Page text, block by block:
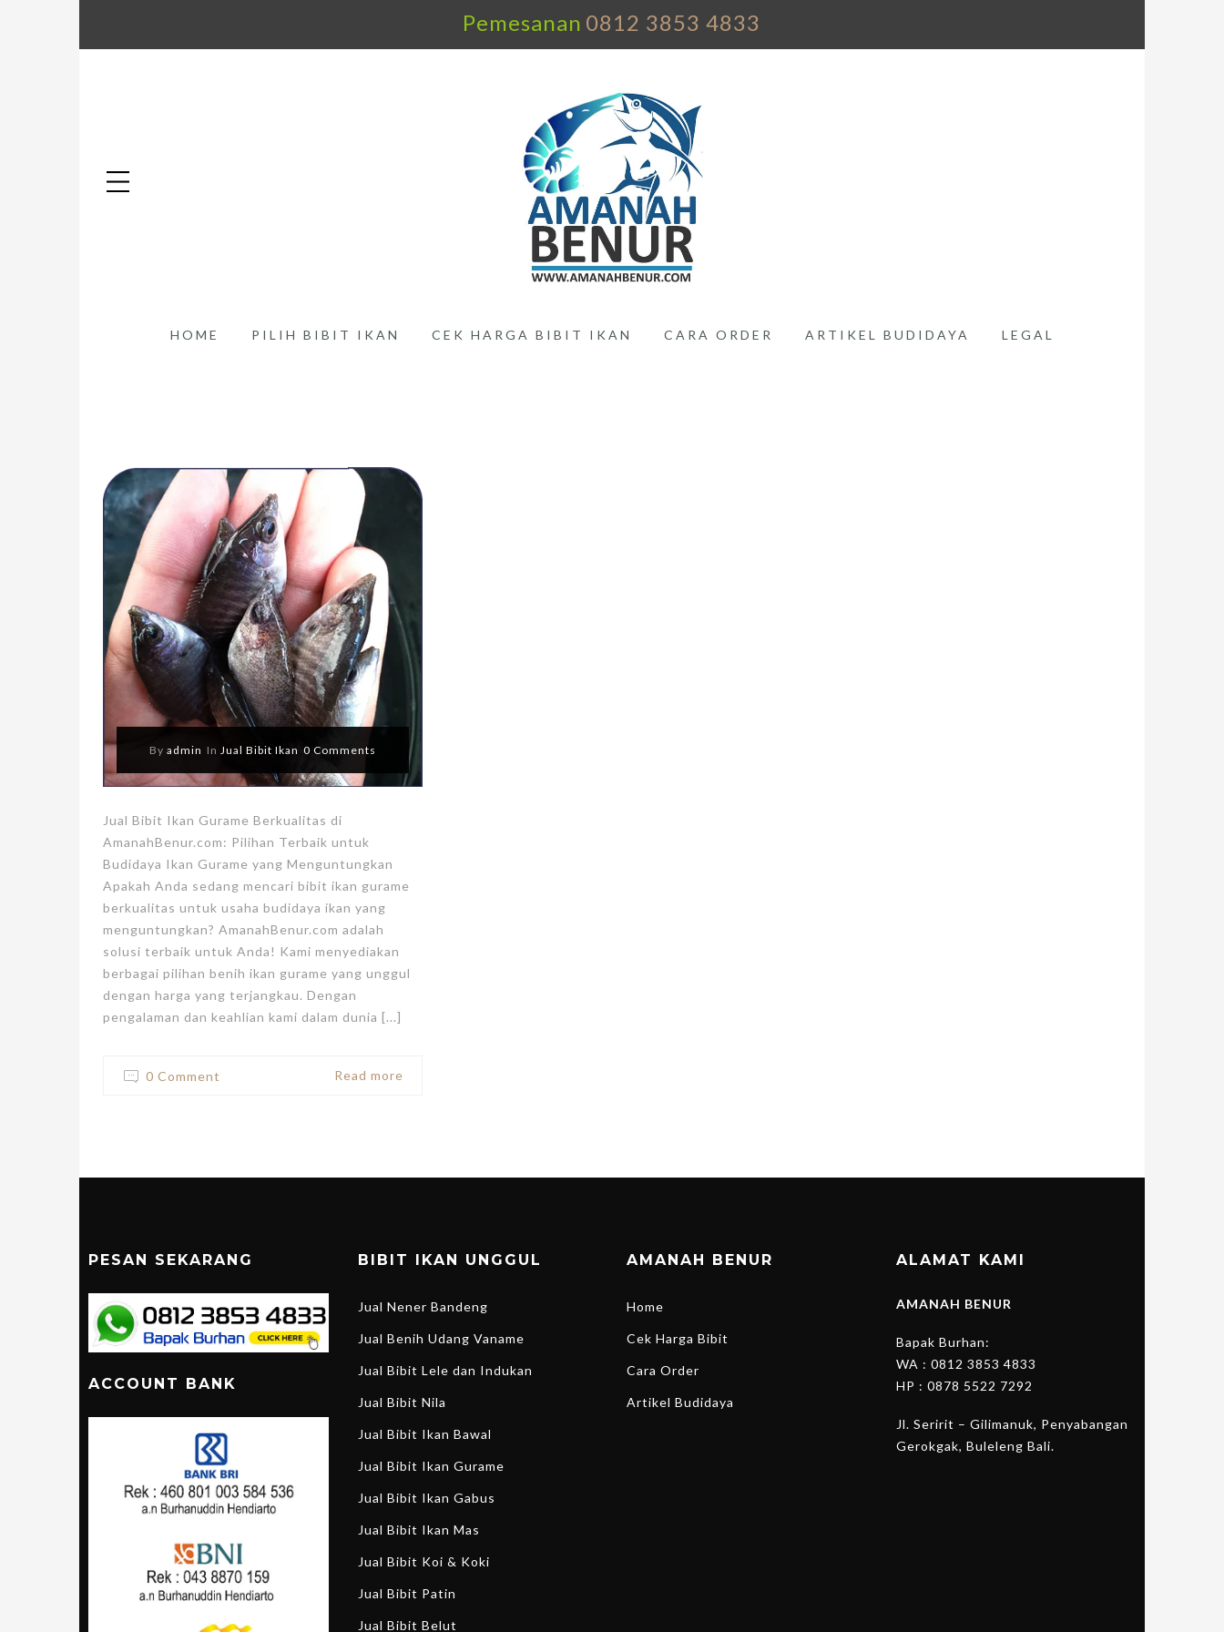
Pemesanan 0812 3853 4833
HOME PILIH BIBIT IKAN CEK HARGA BIBIT IKAN CARA ORDER ARTIKEL BUDIDAYA LEGAL
Byadmin In Jual Bibit Ikan 0 Comments
Jual Bibit Ikan Gurame Berkualitas di
AmanahBenur.com: Pilihan Terbaik untuk
Budidaya Ikan Gurame yang Menguntungkan
Apakah Anda sedang mencari bibit ikan gurame
berkualitas untuk usaha budidaya ikan yang
menguntungkan? AmanahBenur.com adalah
solusi terbaik untuk Anda! Kami menyediakan
berbagai pilihan benih ikan gurame yang unggul
dengan harga yang terjangkau. Dengan
pengalaman dan keahlian kami dalam dunia [...]
0 Comment Read more
PESAN SEKARANG
ACCOUNT BANK
BIBIT IKAN UNGGUL
Jual Nener Bandeng
Jual Benih Udang Vaname
Jual Bibit Lele dan Indukan
Jual Bibit Nila
Jual Bibit Ikan Bawal
Jual Bibit Ikan Gurame
Jual Bibit Ikan Gabus
Jual Bibit Ikan Mas
Jual Bibit Koi & Koki
Jual Bibit Patin
Jual Bibit Belut
AMANAH BENUR
Home
Cek Harga Bibit
Cara Order
Artikel Budidaya
ALAMAT KAMI
AMANAH BENUR
Bapak Burhan:
WA : 0812 3853 4833
HP : 0878 5522 7292
Jl. Seririt – Gilimanuk, Penyabangan
Gerokgak, Buleleng Bali.